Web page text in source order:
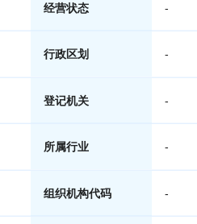
经营状态 -
行政区划 -
登记机关 -
所属行业 -
组织机构代码 -